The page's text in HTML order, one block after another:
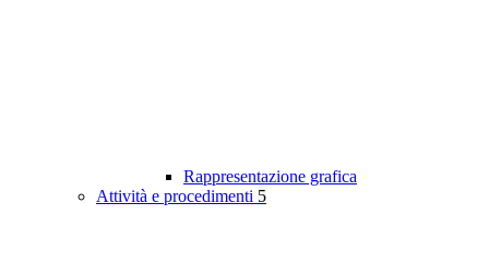
Rappresentazione grafica
Attività e procedimenti 5